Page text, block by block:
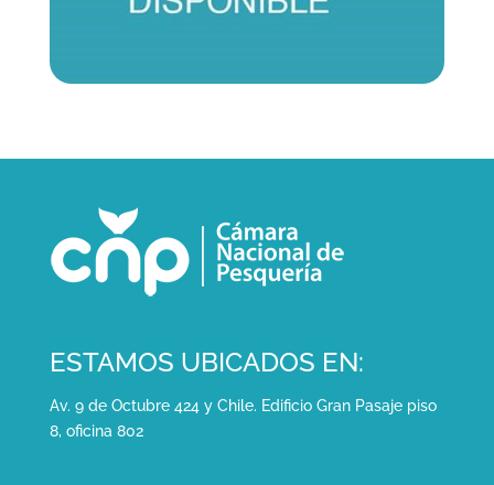
ESTAMOS UBICADOS EN:
Av. 9 de Octubre 424 y Chile. Edificio Gran Pasaje piso
8, oficina 802